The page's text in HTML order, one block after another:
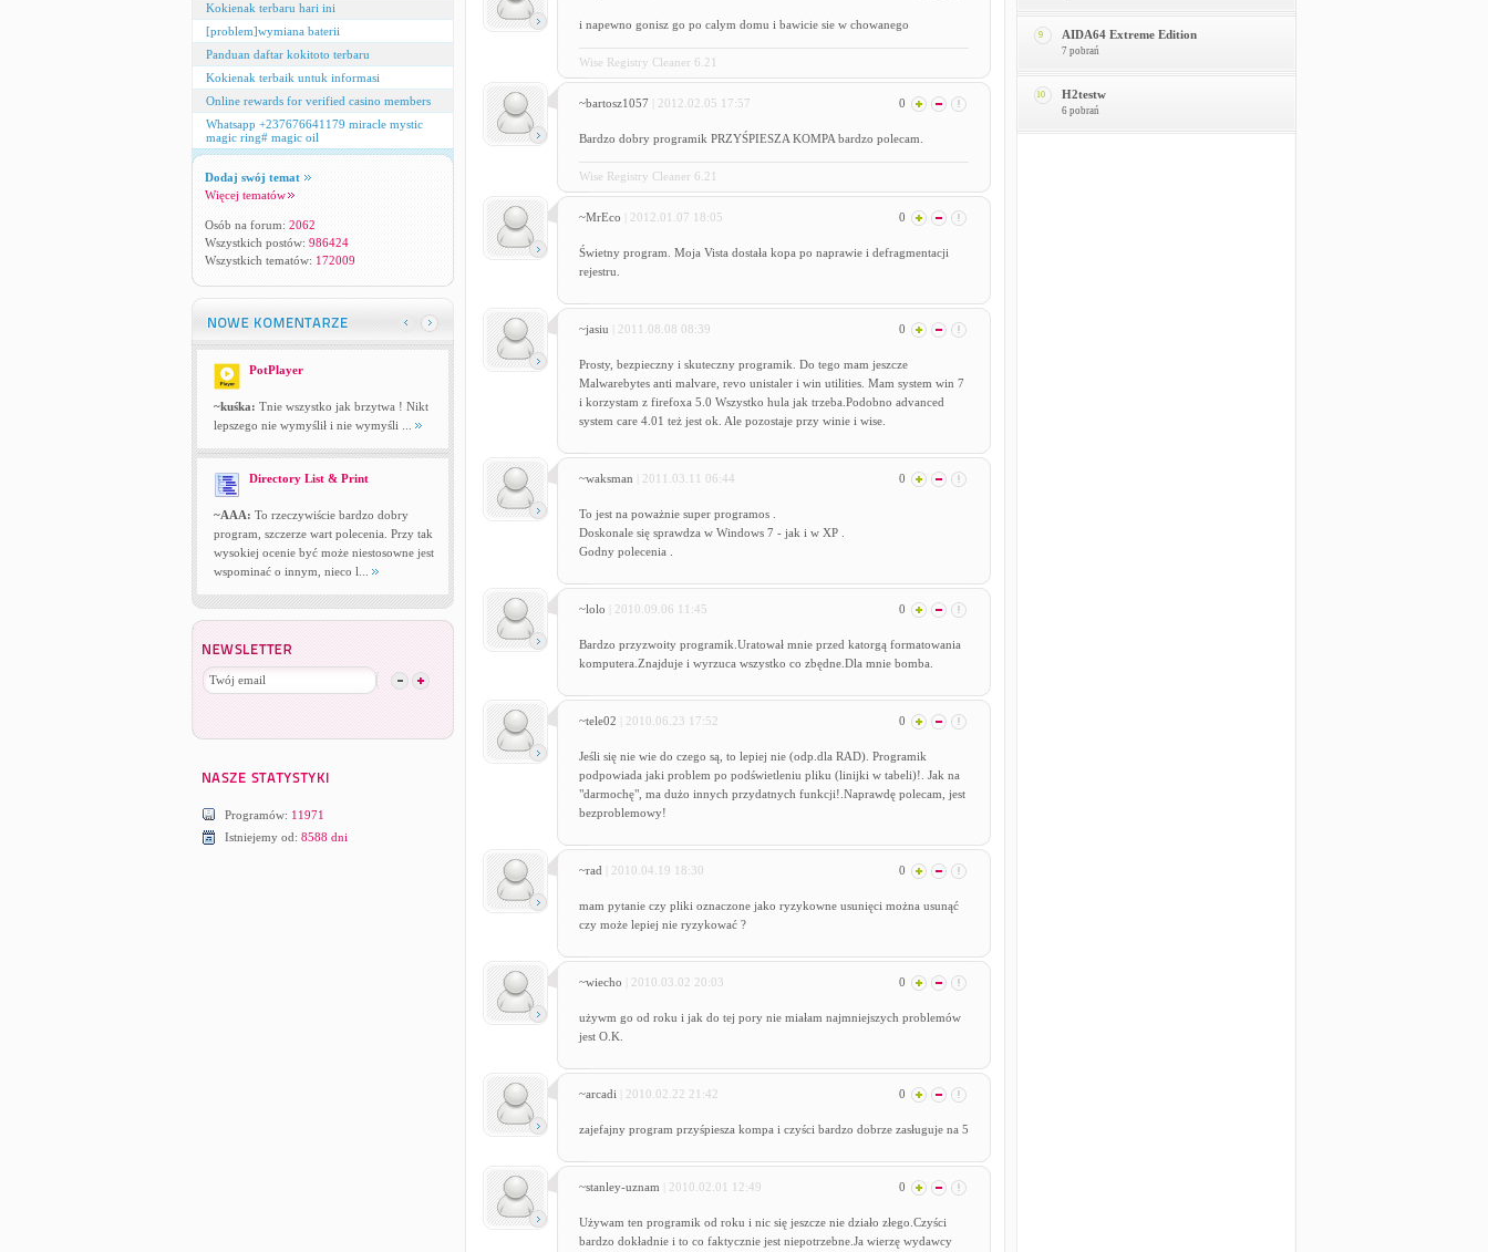
Kokienak terbaru hari ini
[problem]wymiana baterii
Panduan daftar kokitoto terbaru
Kokienak terbaik untuk informasi
Online rewards for verified casino members
Whatsapp +237676641179 miracle mystic
magic ring# magic oil
Dodaj swój temat
Więcej tematów
Osób na forum: 2062
Wszystkich postów: 986424
Wszystkich tematów: 172009
PotPlayer
~kuśka: Tnie wszystko jak brzytwa ! Nikt
lepszego nie wymyślił i nie wymyśli ...
Directory List & Print
~AAA: To rzeczywiście bardzo dobry
program, szczerze wart polecenia. Przy tak
wysokiej ocenie być może niestosowne jest
wspominać o innym, nieco l...
Programów: 11971
Istniejemy od: 8588 dni
i napewno gonisz go po calym domu i bawicie sie w chowanego
Wise Registry Cleaner 6.21
~bartosz1057 | 2012.02.05 17:57 0
Bardzo dobry programik PRZYŚPIESZA KOMPA bardzo polecam.
Wise Registry Cleaner 6.21
~MrEco | 2012.01.07 18:05 0
Świetny program. Moja Vista dostała kopa po naprawie i defragmentacji
rejestru.
~jasiu | 2011.08.08 08:39 0
Prosty, bezpieczny i skuteczny programik. Do tego mam jeszcze
Malwarebytes anti malvare, revo unistaler i win utilities. Mam system win 7
i korzystam z firefoxa 5.0 Wszystko hula jak trzeba.Podobno advanced
system care 4.01 też jest ok. Ale pozostaje przy winie i wise.
~waksman | 2011.03.11 06:44 0
To jest na poważnie super programos .
Doskonale się sprawdza w Windows 7 - jak i w XP .
Godny polecenia .
~lolo | 2010.09.06 11:45 0
Bardzo przyzwoity programik.Uratował mnie przed katorgą formatowania
komputera.Znajduje i wyrzuca wszystko co zbędne.Dla mnie bomba.
~tele02 | 2010.06.23 17:52 0
Jeśli się nie wie do czego są, to lepiej nie (odp.dla RAD). Programik
podpowiada jaki problem po podświetleniu pliku (linijki w tabeli)!. Jak na
"darmochę", ma dużo innych przydatnych funkcji!.Naprawdę polecam, jest
bezproblemowy!
~rad | 2010.04.19 18:30 0
mam pytanie czy pliki oznaczone jako ryzykowne usunięci można usunąć
czy może lepiej nie ryzykować ?
~wiecho | 2010.03.02 20:03 0
używm go od roku i jak do tej pory nie miałam najmniejszych problemów
jest O.K.
~arcadi | 2010.02.22 21:42 0
zajefajny program przyśpiesza kompa i czyści bardzo dobrze zasługuje na 5
~stanley-uznam | 2010.02.01 12:49 0
Używam ten programik od roku i nic się jeszcze nie działo złego.Czyści
bardzo dokładnie i to co faktycznie jest niepotrzebne.Ja wierzę wydawcy
9 AIDA64 Extreme Edition
7 pobrań
10 H2testw
6 pobrań